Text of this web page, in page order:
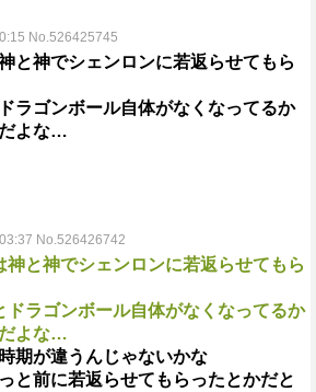
No.526425745
と神でシェンロンに若返らせてもら
ラゴンボール自体がなくなってるか
よな…
No.526426742
神と神でシェンロンに若返らせてもら
ドラゴンボール自体がなくなってるか
よな…
期が違うんじゃないかな
と前に若返らせてもらったとかだと